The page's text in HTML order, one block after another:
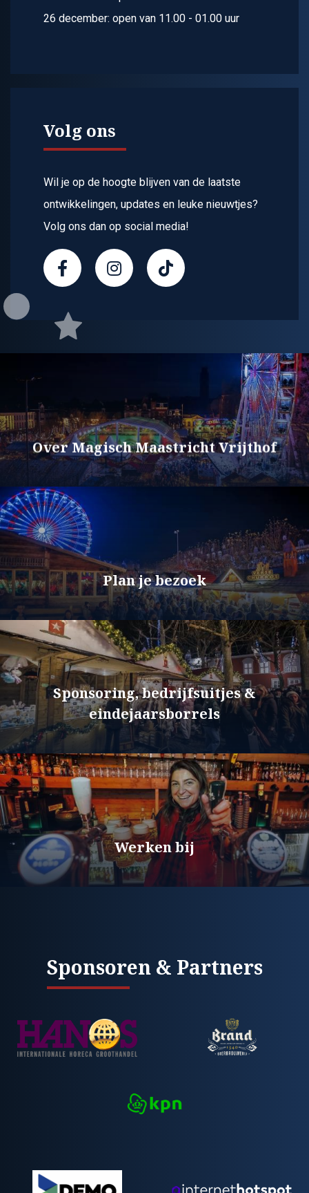
26 december: open van 11.00 - 01.00 uur
Volg ons
Wil je op de hoogte blijven van de laatste
ontwikkelingen, updates en leuke nieuwtjes?
Volg ons dan op social media!
Over Magisch Maastricht Vrijthof
Plan je bezoek
Sponsoring, bedrijfsuitjes &
eindejaarsborrels
Werken bij
Sponsoren & Partners